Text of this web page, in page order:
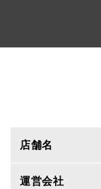
店舗名
運営会社